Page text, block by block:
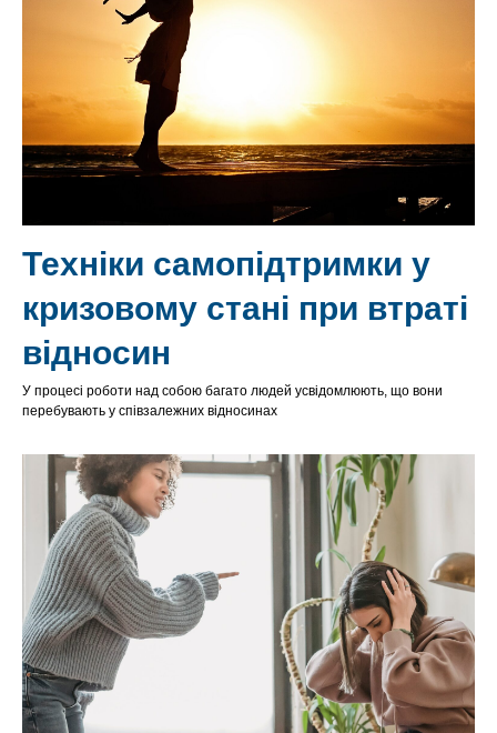
Техніки самопідтримки у
кризовому стані при втраті
відносин
У процесі роботи над собою багато людей усвідомлюють, що вони
перебувають у співзалежних відносинах